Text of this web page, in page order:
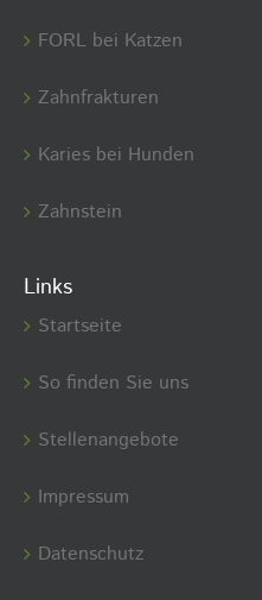
FORL bei Katzen
Zahnfrakturen
Karies bei Hunden
Zahnstein
Links
Startseite
So finden Sie uns
Stellenangebote
Impressum
Datenschutz